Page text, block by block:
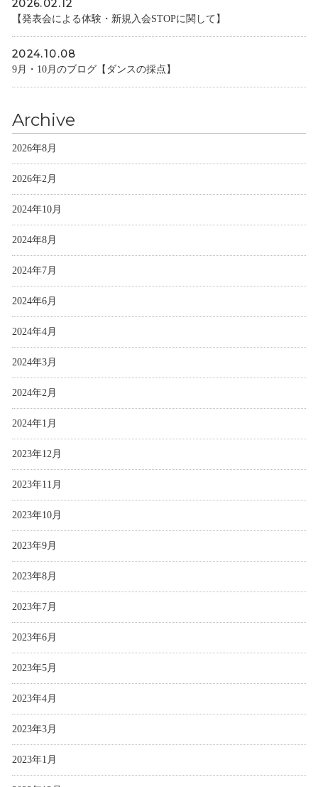
2026.02.12
【発表会による体験・新規入会STOPに関して】
2024.10.08
9月・10月のブログ【ダンスの採点】
Archive
2026年8月
2026年2月
2024年10月
2024年8月
2024年7月
2024年6月
2024年4月
2024年3月
2024年2月
2024年1月
2023年12月
2023年11月
2023年10月
2023年9月
2023年8月
2023年7月
2023年6月
2023年5月
2023年4月
2023年3月
2023年1月